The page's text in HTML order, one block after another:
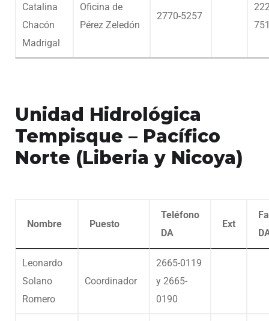
Catalina
Chacón
Madrigal
Oficina de
Pérez Zeledón
2770-5257
Unidad Hidrológica
Tempisque – Pacífico
Norte (Liberia y Nicoya)
Nombre Puesto
Teléfono
DA
Ext
Leonardo
Solano
Romero
Coordinador
2665-0119
y 2665-
0190